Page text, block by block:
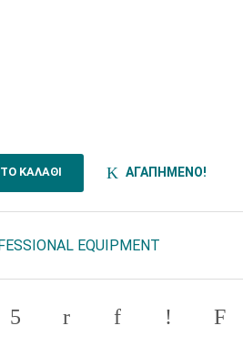
ΚΑΛΑΘΙ ΑΓΑΠΗΜΕΝΟ!
EQUIPMENT